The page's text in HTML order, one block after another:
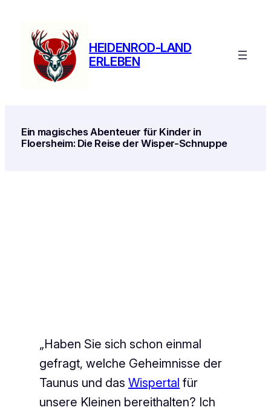
springen
HEIDENROD-LAND
ERLEBEN
Ein magisches Abenteuer für Kinder in
Floersheim: Die Reise der Wisper-Schnuppe
„Haben Sie sich schon einmal
gefragt, welche Geheimnisse der
Taunus und dasWispertal für
unsere Kleinen bereithalten? Ich